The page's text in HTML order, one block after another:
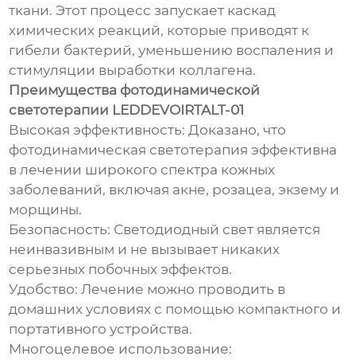
ткани. Этот процесс запускает каскад
химических реакций, которые приводят к
гибели бактерий, уменьшению воспаления и
стимуляции выработки коллагена.
Преимущества фотодинамической
светотерапии LEDDEVOIRTALT-01
Высокая эффективность: Доказано, что
фотодинамическая светотерапия эффективна
в лечении широкого спектра кожных
заболеваний, включая акне, розацеа, экзему и
морщины.
Безопасность: Светодиодный свет является
неинвазивным и не вызывает никаких
серьезных побочных эффектов.
Удобство: Лечение можно проводить в
домашних условиях с помощью компактного и
портативного устройства.
Многоцелевое использование: